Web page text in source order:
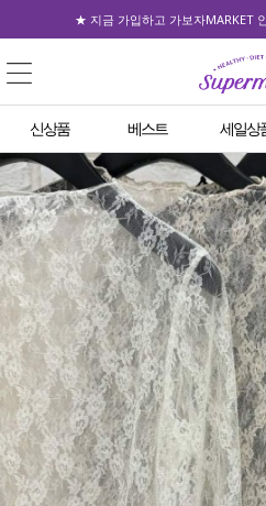
★ 지금 가입하고 가보자MARKET
신상품 베스트 세일상